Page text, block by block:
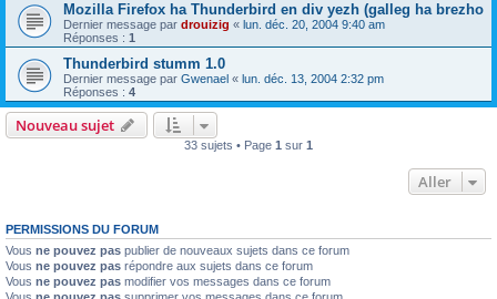
Mozilla Firefox ha Thunderbird en div yezh (galleg ha brezho
Dernier message par drouizig « lun. déc. 20, 2004 9:40 am
Réponses : 1
Thunderbird stumm 1.0
Dernier message par Gwenael « lun. déc. 13, 2004 2:32 pm
Réponses : 4
Nouveau sujet
33 sujets • Page 1 sur 1
Aller
PERMISSIONS DU FORUM
Vous ne pouvez pas publier de nouveaux sujets dans ce forum
Vous ne pouvez pas répondre aux sujets dans ce forum
Vous ne pouvez pas modifier vos messages dans ce forum